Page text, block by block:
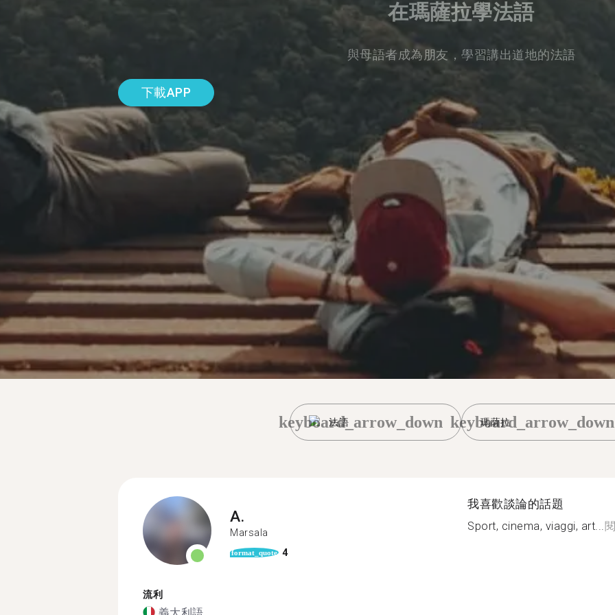
在瑪薩拉學法語
與母語者成為朋友，學習講出道地的法語
下載APP
法語
keyboard_arrow_down 瑪薩拉
keyboard_arrow_down
A.
Marsala
format_quote 4
流利
義大利語
我喜歡談論的話題
Sport, cinema, viaggi, art...